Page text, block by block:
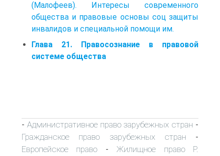
(Малофеев). Интересы современного
общества и правовые основы соц защиты
инвалидов и специальной помощи им.
Глава 21. Правосознание в правовой
системе общества
- Административное право зарубежных стран -
Гражданское право зарубежных стран -
Европейское право -Жилищное право Р.